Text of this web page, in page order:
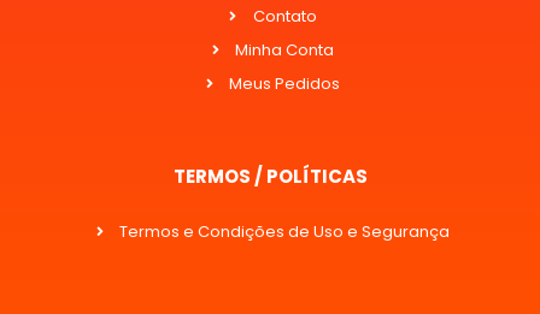
Contato
Minha Conta
Meus Pedidos
TERMOS / POLÍTICAS
Termos e Condições de Uso e Segurança